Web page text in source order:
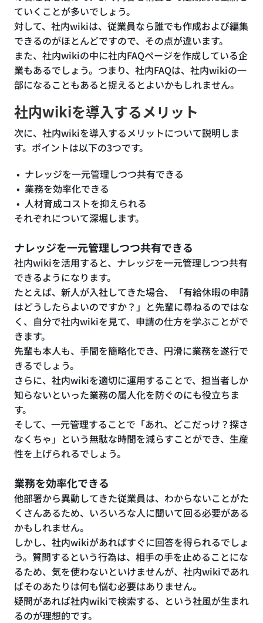
ていくことが多いでしょう。
対して、社内wikiは、従業員なら誰でも作成および編集
できるのがほとんどですので、その点が違います。
また、社内wikiの中に社内FAQページを作成している企
業もあるでしょう。つまり、社内FAQは、社内wikiの一
部になることもあると捉えるとよいかもしれません。
社内wikiを導入するメリット
次に、社内wikiを導入するメリットについて説明しま
す。ポイントは以下の3つです。
ナレッジを一元管理しつつ共有できる
業務を効率化できる
人材育成コストを抑えられる
それぞれについて深堀します。
ナレッジを一元管理しつつ共有できる
社内wikiを活用すると、ナレッジを一元管理しつつ共有
できるようになります。
たとえば、新人が入社してきた場合、「有給休暇の申請
はどうしたらよいのですか？」と先輩に尋ねるのではな
く、自分で社内wikiを見て、申請の仕方を学ぶことがで
きます。
先輩も本人も、手間を簡略化でき、円滑に業務を遂行で
きるでしょう。
さらに、社内wikiを適切に運用することで、担当者しか
知らないといった業務の属人化を防ぐのにも役立ちま
す。
そして、一元管理することで「あれ、どこだっけ？探さ
なくちゃ」という無駄な時間を減らすことができ、生産
性を上げられるでしょう。
業務を効率化できる
他部署から異動してきた従業員は、わからないことがた
くさんあるため、いろいろな人に聞いて回る必要がある
かもしれません。
しかし、社内wikiがあればすぐに回答を得られるでしょ
う。質問するという行為は、相手の手を止めることにな
るため、気を使わないといけませんが、社内wikiであれ
ばそのあたりは何も悩む必要はありません。
疑問があれば社内wikiで検索する、という社風が生まれ
るのが理想的です。